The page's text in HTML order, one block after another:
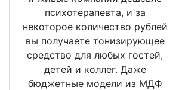
психотерапевта, и за
некоторое количество рублей
вы получаете тонизирующее
средство для любых гостей,
детей и коллег. Даже
бюджетные модели из МДФ